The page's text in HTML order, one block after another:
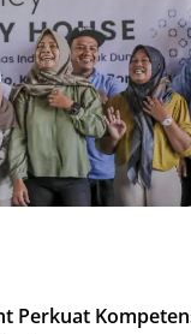
Perkuat